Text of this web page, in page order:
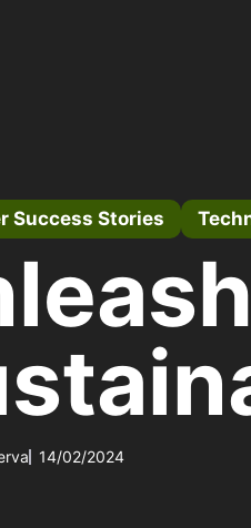
Success Stories
14/02/2024